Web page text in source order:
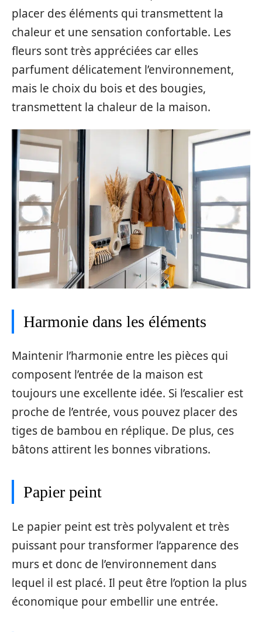
placer des éléments qui transmettent la
chaleur et une sensation confortable. Les
fleurs sont très appréciées car elles
parfument délicatement l’environnement,
mais le choix du bois et des bougies,
transmettent la chaleur de la maison.
Harmonie dans les éléments
Maintenir l’harmonie entre les pièces qui
composent l’entrée de la maison est
toujours une excellente idée. Si l’escalier est
proche de l’entrée, vous pouvez placer des
tiges de bambou en réplique. De plus, ces
bâtons attirent les bonnes vibrations.
Papier peint
Le papier peint est très polyvalent et très
puissant pour transformer l’apparence des
murs et donc de l’environnement dans
lequel il est placé. Il peut être l’option la plus
économique pour embellir une entrée.